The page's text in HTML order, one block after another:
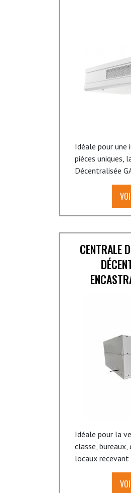
Idéale pour une
pièces uniques,
Décentralisée
CENTRALE
Idéale pour la
classe,
locaux recevant